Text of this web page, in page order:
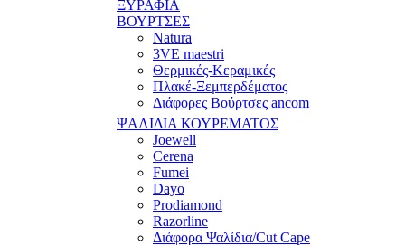
ΞΥΡΑΦΙΑ
ΒΟΥΡΤΣΕΣ
Natura
3VE maestri
Θερμικές-Κεραμικές
Πλακέ-Ξεμπερδέματος
Διάφορες Βούρτσες ancom
ΨΑΛΙΔΙΑ ΚΟΥΡΕΜΑΤΟΣ
Joewell
Cerena
Fumei
Dayo
Prodiamond
Razorline
Διάφορα Ψαλίδια/Cut Cape